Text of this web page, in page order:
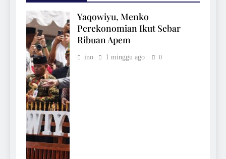
Yaqowiyu, Menko
Perekonomian Ikut Sebar
Ribuan Apem
ino 1 minggu ago 0